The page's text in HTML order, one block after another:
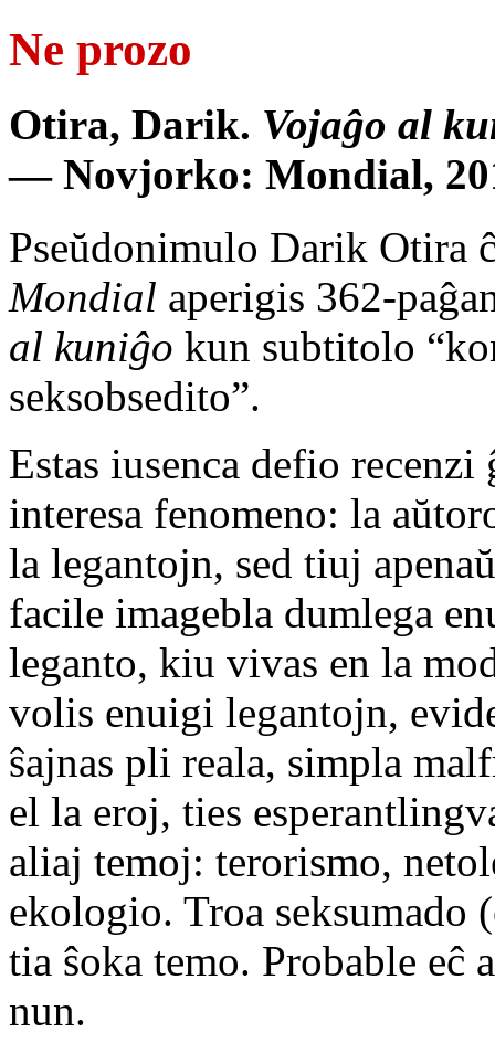
Ne prozo
Otira, Darik. Vojaĝo al
— Novjorko: Mondial,
Pseŭdonimulo Darik Otira
Mondial aperigis 362-
al kuniĝo kun subtitolo
seksobsedito”.
Estas iusenca defio
interesa fenomeno: la
la legantojn, sed tiuj
facile imagebla dumlega
leganto, kiu vivas en la
volis enuigi legantojn,
ŝajnas pli reala, simpla
el la eroj, ties
aliaj temoj: terorismo,
ekologio. Troa seksumado
tia ŝoka temo. Probable eĉ
nun.